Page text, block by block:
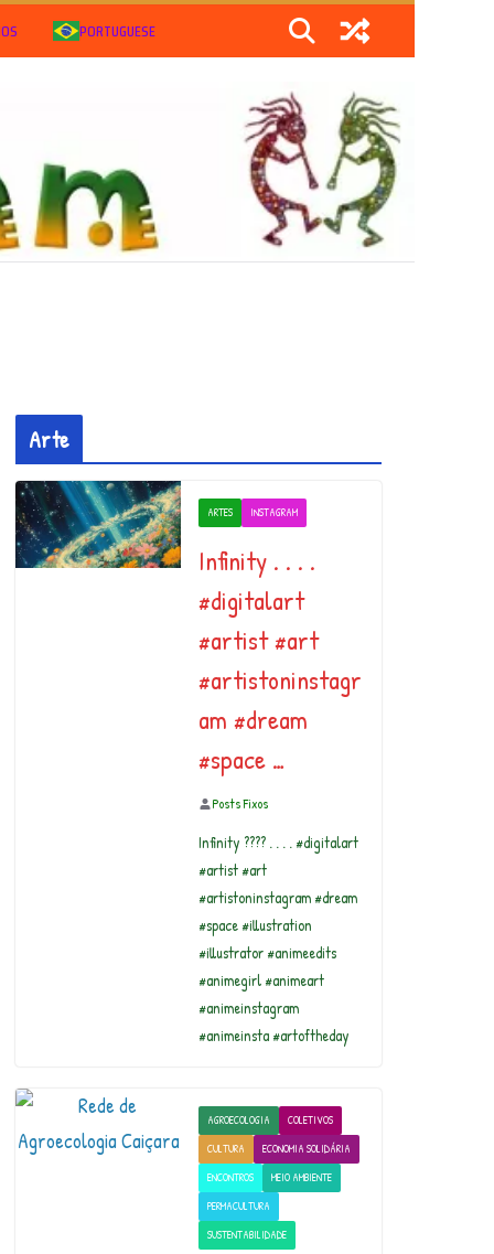
PORTUGUESE
Arte
ARTES INSTAGRAM
Infinity . . . .
#digitalart
#artist #art
#artistoninstagr
am #dream
#space …
Posts Fixos
Infinity ???? . . . . #digitalart
#artist #art
#artistoninstagram #dream
#space #illustration
#illustrator #animeedits
#animegirl #animeart
#animeinstagram
#animeinsta #artoftheday
AGROECOLOGIA
COLETIVOS
CULTURA
ECONOMIA SOLIDÁRIA
ENCONTROS
MEIO AMBIENTE
PERMACULTURA
SUSTENTABILIDADE